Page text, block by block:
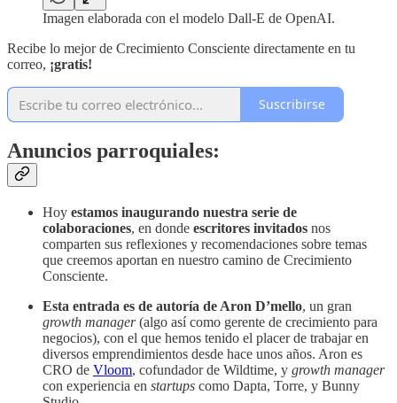
Imagen elaborada con el modelo Dall-E de OpenAI.
Recibe lo mejor de Crecimiento Consciente directamente en tu
correo, ¡gratis!
Suscribirse
Anuncios parroquiales:
Hoy estamos inaugurando nuestra serie de
colaboraciones, en donde escritores invitados nos
comparten sus reflexiones y recomendaciones sobre temas
que creemos aportan en nuestro camino de Crecimiento
Consciente.
Esta entrada es de autoría de Aron D’mello, un gran
growth manager(algo así como gerente de crecimiento para
negocios), con el que hemos tenido el placer de trabajar en
diversos emprendimientos desde hace unos años. Aron es
CRO de Vloom, cofundador de Wildtime, y growth manager
con experiencia en startups como Dapta, Torre, y Bunny